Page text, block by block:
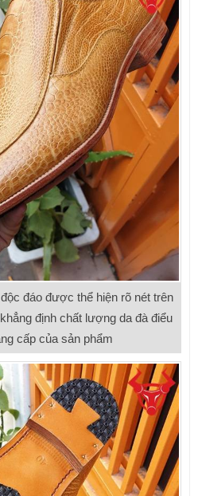
đáo được thể hiện rõ nét trên
định chất lượng da đà điểu
cấp của sản phẩm